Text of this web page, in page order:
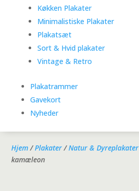
Køkken Plakater
Minimalistiske Plakater
Plakatsæt
Sort & Hvid plakater
Vintage & Retro
Plakatrammer
Gavekort
Nyheder
Hjem/Plakater/Natur & Dyreplakater
kamæleon